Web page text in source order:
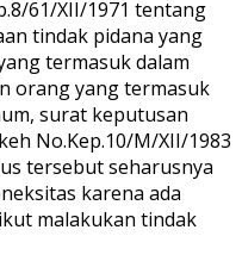
61/XII/1971 tentang
tindak pidana yang
termasuk dalam
orang yang termasuk
surat keputusan
No.Kep.10/M/XII/1983
tersebut seharusnya
karena ada
malakukan tindak